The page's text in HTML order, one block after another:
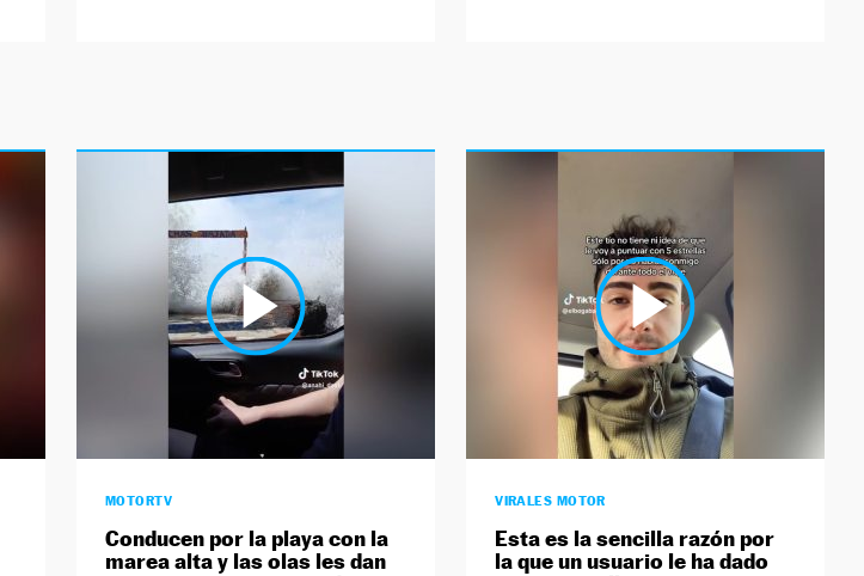
MOTORTV
Conducen por la playa con la
marea alta y las olas les dan
VIRALES MOTOR
Esta es la sencilla razón por
la que un usuario le ha dado